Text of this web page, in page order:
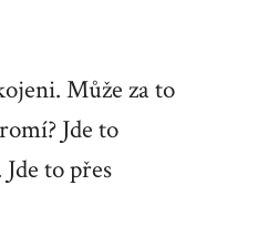
Může za to
Jde to
to přes